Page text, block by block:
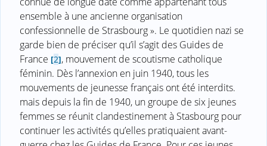
ensemble à une ancienne organisation
confessionnelle de Strasbourg ». Le quotidien nazi se
garde bien de préciser qu’il s’agit des Guides de
France [2], mouvement de scoutisme catholique
féminin. Dès l’annexion en juin 1940, tous les
mouvements de jeunesse français ont été interdits.
mais depuis la fin de 1940, un groupe de six jeunes
femmes se réunit clandestinement à Stasbourg pour
continuer les activités qu’elles pratiquaient avant-